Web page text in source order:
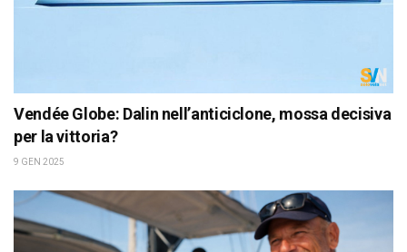
Vendée Globe: Dalin nell’anticiclone, mossa decisiva
per la vittoria?
9 GEN 2025